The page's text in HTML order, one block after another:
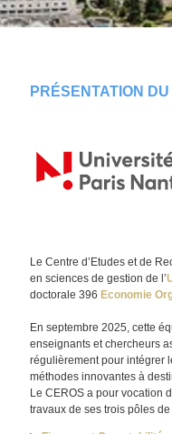
PRÉSENTATION
Le Centre d’Etudes et de
en sciences de gestion de l’
doctorale 396Economie
En septembre 2025, cette
enseignants et chercheurs
régulièrement pour intégrer
méthodes innovantes à
Le CEROS a pour vocation
travaux de ses trois pôles